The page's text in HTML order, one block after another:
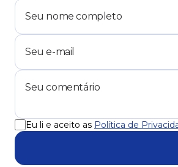
Eu li e aceito as Política de